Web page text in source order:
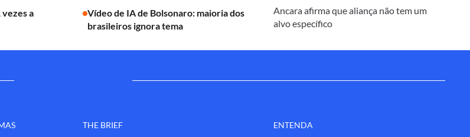
a
Vídeo de IA de Bolsonaro: maioria dos
brasileiros ignora tema
Ancara afirma que aliança não tem um
alvo específico
THE BRIEF ENTENDA